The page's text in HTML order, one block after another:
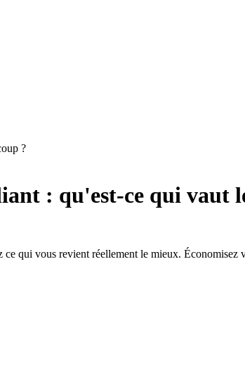
?
: qu'est-ce qui vaut
qui vous revient réellement le mieux. Économisez